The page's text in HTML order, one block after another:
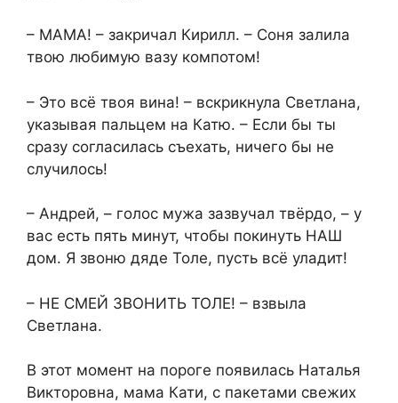
– МАМА! – закричал Кирилл. – Соня залила
твою любимую вазу компотом!
– Это всё твоя вина! – вскрикнула Светлана,
указывая пальцем на Катю. – Если бы ты
сразу согласилась съехать, ничего бы не
случилось!
– Андрей, – голос мужа зазвучал твёрдо, – у
вас есть пять минут, чтобы покинуть НАШ
дом. Я звоню дяде Толе, пусть всё уладит!
– НЕ СМЕЙ ЗВОНИТЬ ТОЛЕ! – взвыла
Светлана.
В этот момент на пороге появилась Наталья
Викторовна, мама Кати, с пакетами свежих